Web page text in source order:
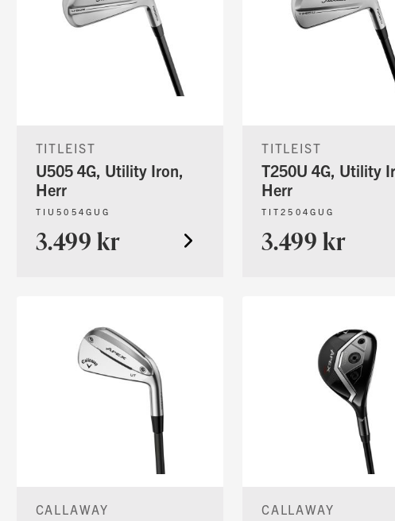
TITLEIST
U505 4G, Utility Iron,
Herr
TIU5054GUG
3.499 kr
TITLEIST
T250U 4G, Utility
Herr
TIT2504GUG
3.499 kr
CALLAWAY CALLAWAY